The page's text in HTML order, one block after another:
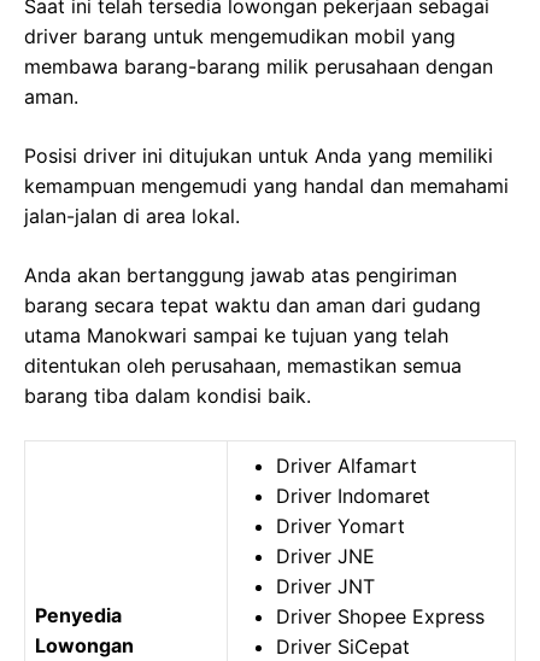
Saat ini telah tersedia lowongan pekerjaan sebagai
driver barang untuk mengemudikan mobil yang
membawa barang-barang milik perusahaan dengan
aman.
Posisi driver ini ditujukan untuk Anda yang memiliki
kemampuan mengemudi yang handal dan memahami
jalan-jalan di area lokal.
Anda akan bertanggung jawab atas pengiriman
barang secara tepat waktu dan aman dari gudang
utama Manokwari sampai ke tujuan yang telah
ditentukan oleh perusahaan, memastikan semua
barang tiba dalam kondisi baik.
Penyedia
Lowongan
Driver Alfamart
Driver Indomaret
Driver Yomart
Driver JNE
Driver JNT
Driver Shopee Express
Driver SiCepat